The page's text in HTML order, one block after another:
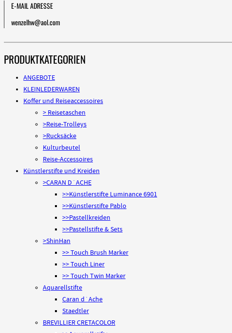
E-MAIL ADRESSE
wenzelhw@aol.com
PRODUKTKATEGORIEN
ANGEBOTE
KLEINLEDERWAREN
Koffer und Reiseaccessoires
> Reisetaschen
>Reise-Trolleys
>Rucksäcke
Kulturbeutel
Reise-Accessoires
Künstlerstifte und Kreiden
>CARAN D´ACHE
>>Künstlerstifte Luminance 6901
>>Künstlerstifte Pablo
>>Pastellkreiden
>>Pastellstifte & Sets
>ShinHan
>> Touch Brush Marker
>> Touch Liner
>> Touch Twin Marker
Aquarellstifte
Caran d´Ache
Staedtler
BREVILLIER CRETACOLOR